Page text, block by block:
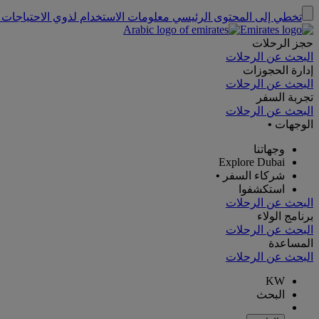
تخطي إلى المحتوى الرئيسي معلومات الاستخدام لذوي
حجز الرحلات
البحث عن الرحلات
إدارة الحجوزات
البحث عن الرحلات
تجربة السفر
البحث عن الرحلات
الوجهات •
وجهاتنا
Explore Dubai
شركاء السفر •
استكشفوا
البحث عن الرحلات
برنامج الولاء
البحث عن الرحلات
المساعدة
البحث عن الرحلات
KW
البحث